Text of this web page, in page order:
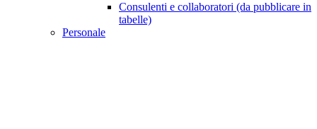
Consulenti e collaboratori (da pubblicare in
tabelle)
Personale